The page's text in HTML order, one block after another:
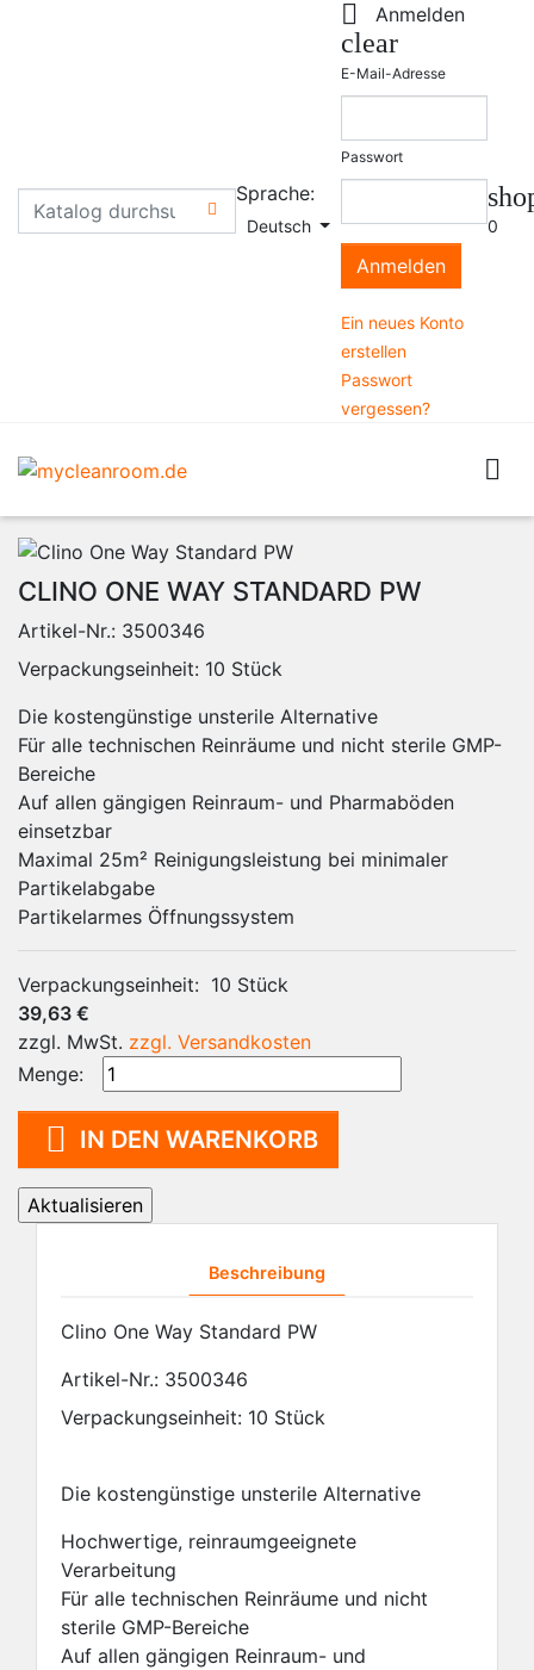

Sprache:
Deutsch
 Anmelden
clear
E-Mail-Adresse
Passwort
Anmelden
Ein neues Konto
erstellen
Passwort
vergessen?
0

CLINO ONE WAY STANDARD PW
Artikel-Nr.: 3500346
Verpackungseinheit: 10 Stück
Die kostengünstige unsterile Alternative
Für alle technischen Reinräume und nicht sterile GMP-
Bereiche
Auf allen gängigen Reinraum- und Pharmaböden
einsetzbar
Maximal 25m² Reinigungsleistung bei minimaler
Partikelabgabe
Partikelarmes Öffnungssystem
Verpackungseinheit: 10 Stück
39,63 €
zzgl. MwSt. zzgl. Versandkosten
Menge:
 IN DEN WARENKORB
Beschreibung
Clino One Way Standard PW
Artikel-Nr.: 3500346
Verpackungseinheit: 10 Stück
Die kostengünstige unsterile Alternative
Hochwertige, reinraumgeeignete
Verarbeitung
Für alle technischen Reinräume und nicht
sterile GMP-Bereiche
Auf allen gängigen Reinraum- und